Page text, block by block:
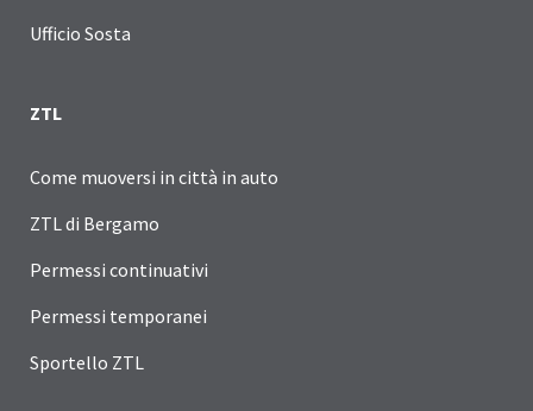
Ufficio Sosta
ZTL
Come muoversi in città in auto
ZTL di Bergamo
Permessi continuativi
Permessi temporanei
Sportello ZTL